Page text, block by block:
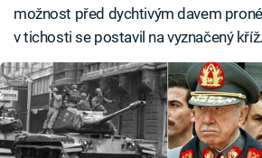
možnost před dychtivým davem
v tichosti se postavil na vyznačený kříž.